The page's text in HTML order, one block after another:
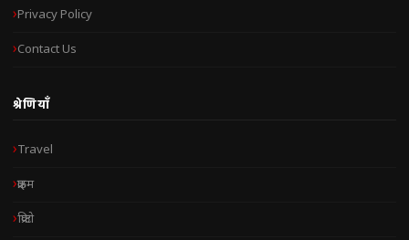
Privacy Policy
Contact Us
श्रेणियाँ
Travel
क्राइम
क्रिप्टो